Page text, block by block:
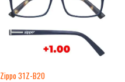
Zippo 31Z-B20